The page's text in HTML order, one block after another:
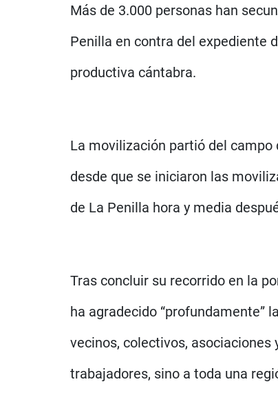
Más de 3.000 personas han
Penilla en contra del expediente
productiva cántabra.
La movilización partió del
desde que se iniciaron las
de La Penilla hora y media
Tras concluir su recorrido en la
ha agradecido “profundamente”
vecinos, colectivos,
trabajadores, sino a toda una